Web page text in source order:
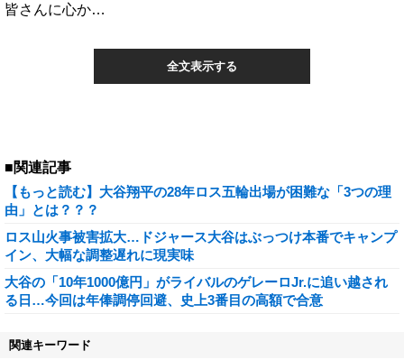
皆さんに心か…
全文表示する
■関連記事
【もっと読む】大谷翔平の28年ロス五輪出場が困難な「3つの理
由」とは？？？
ロス山火事被害拡大…ドジャース大谷はぶっつけ本番でキャンプ
イン、大幅な調整遅れに現実味
大谷の「10年1000億円」がライバルのゲレーロJr.に追い越され
る日…今回は年俸調停回避、史上3番目の高額で合意
関連キーワード